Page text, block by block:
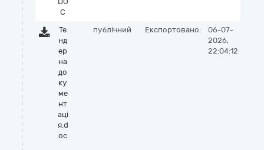
C
Те
нд
ер
на
до
ку
ме
нт
аці
я.d
oc
публічний Експортовано:
06-07-
2026,
22:04:12